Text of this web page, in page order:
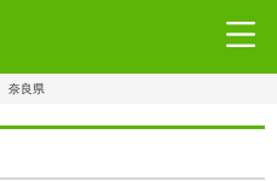
奈良県